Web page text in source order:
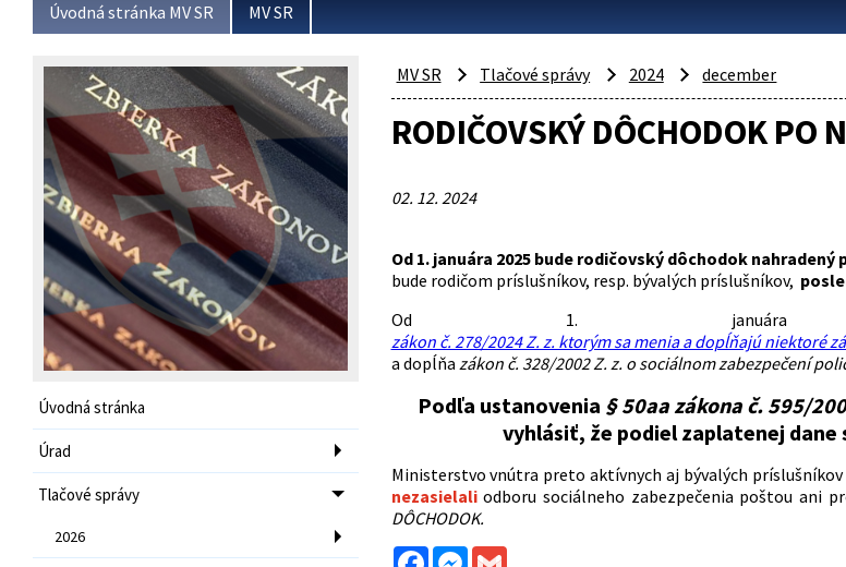
Úvodná stránka MV SR MV SR
Úvodná stránka
Úrad
Tlačové správy
2026
MV SR Tlačové správy 2024 december
RODIČOVSKÝ DÔCHODOK PO
02. 12. 2024
Od 1. januára 2025 bude rodičovský dôchodok
bude rodičom príslušníkov, resp. bývalých príslušníkov,
Od 1. januára
zákon č. 278/2024 Z. z. ktorým sa menia a dopĺňajú niektoré
a dopĺňa zákon č. 328/2002 Z. z. o sociálnom zabezpečení
Podľa ustanovenia § 50aa zákona č. 595/
vyhlásiť, že podiel zaplatenej
Ministerstvo vnútra preto aktívnych aj bývalých
nezasielaliodboru sociálneho zabezpečenia poštou ani
DÔCHODOK.
FacebookMessenger
Gmail